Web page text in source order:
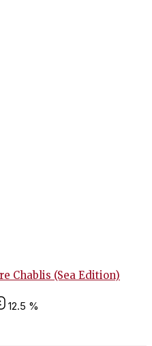
Chablis (Sea Edition)
12.5 %